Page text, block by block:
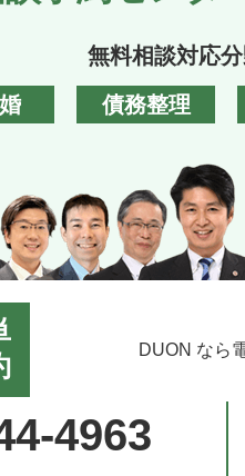
無料相談対応
債務整理
DUON なら
4963